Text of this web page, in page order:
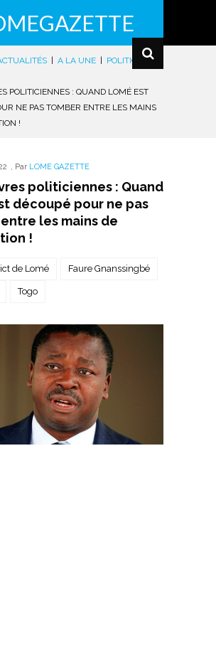
A LA UNE POLITIQUE |
POLITICIENNES : QUAND LOMÉ EST
NE PAS TOMBER ENTRE LES MAINS
!
, Par LOME GAZETTE
politiciennes : Quand
découpé pour ne pas
les mains de
!
de Lomé Faure Gnanssingbé
Togo